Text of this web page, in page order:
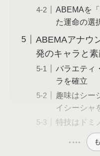
ABEMAを
た運命の選
ABEMAアナウ
発のキャラと
バラエティ
ラを確立
趣味はシー
イシーシャ
特技はドミ